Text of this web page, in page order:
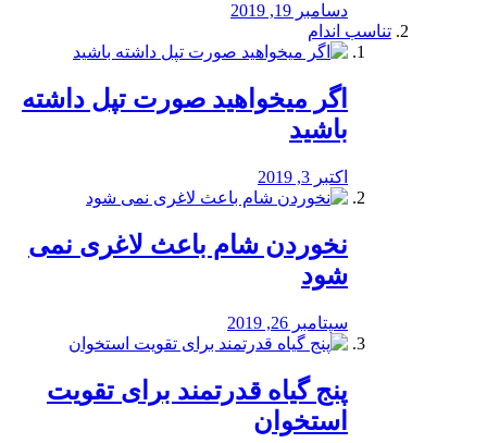
دسامبر 19, 2019
تناسب اندام
اگر میخواهید صورت تپل داشته
باشید
اکتبر 3, 2019
نخوردن شام باعث لاغری نمی
‌شود
سپتامبر 26, 2019
پنج گیاه قدرتمند برای تقویت
استخوان